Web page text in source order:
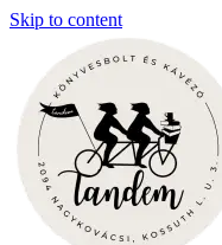
Skip to content